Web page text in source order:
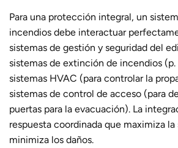
Para una protección integral, un
incendios debe interactuar
sistemas de gestión y seguridad del
sistemas de extinción de incendios (p.
sistemas HVAC (para controlar la
sistemas de control de acceso (para
puertas para la evacuación). La
respuesta coordinada que maximiza la
minimiza los daños.